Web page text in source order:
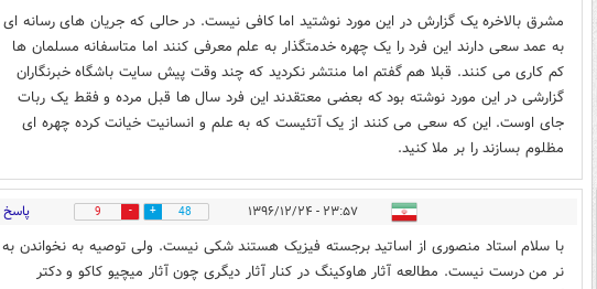
مشرق بالاخره یک گزارش در این مورد نوشتید اما کافی نیست. در حالی که جریان های رسانه ای
به عمد سعی دارند این فرد را یک چهره خدمتگذار به علم معرفی کنند اما متاسفانه مسلمان ها
کم کاری می کنند. قبلا هم گفتم اما منتشر نکردید که چند وقت پیش سایت باشگاه خبرنگاران
گزارشی در این مورد نوشته بود که بعضی معتقدند این فرد سال ها قبل مرده و فقط یک ربات
جای اوست. این که سعی می کنند از یک آتئیست که به علم و انسانیت خیانت کرده چهره ای
مظلوم بسازند را بر ملا کنید.
۲۳:۵۷ - ۱۳۹۶/۱۲/۲۴ 48
9 پاسخ
با سلام استاد منصوری از اساتید برجسته فیزیک هستند شکی نیست. ولی توصیه به نخواندن به
نر من درست نیست. مطالعه آثار هاوکینگ در کنار آثار دیگری چون آثار میچیو کاکو و دکتر